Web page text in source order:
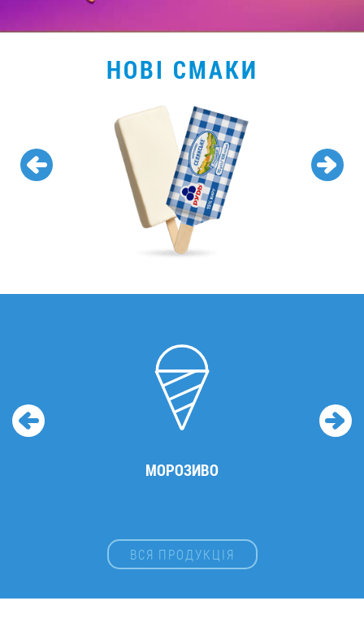
НОВІ СМАКИ
МОРОЗИВО
ВСЯ ПРОДУКЦІЯ